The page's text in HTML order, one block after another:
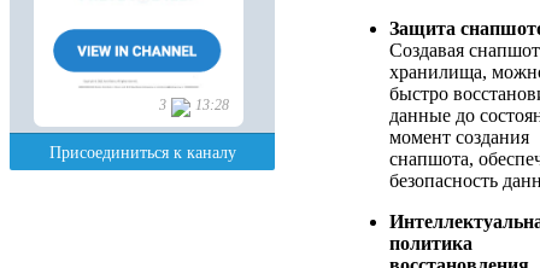
Защита
Создавая
хранилища,
быстро
данные до
момент создания
снапшота,
безопасность
политика